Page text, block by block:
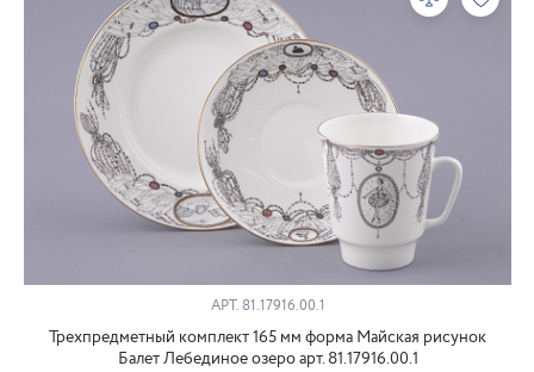
АРТ.81.17916.00.1
Трехпредметный комплект 165 мм форма Майская рисунок
Балет Лебединое озеро арт. 81.17916.00.1